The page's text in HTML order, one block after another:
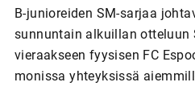
B-junioreiden SM-sarjaa
sunnuntain alkuillan otteluun
vieraakseen fyysisen FC
monissa yhteyksissä